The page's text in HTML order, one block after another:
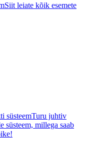
Siit leiate kõik esemete
süsteemTuru juhtiv
süsteem, millega saab